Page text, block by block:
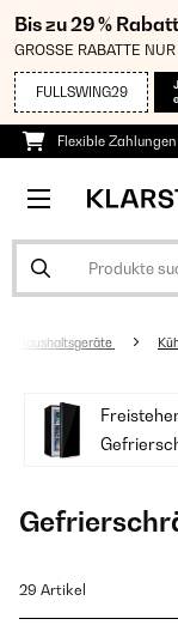
Bis zu 29 %
GROSSE RABATTE
FULLSWING29
Flexible Zahlungen
Haushaltsgeräte
29 Artikel